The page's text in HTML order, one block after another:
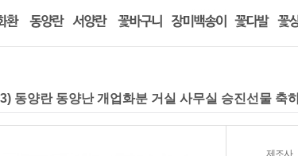
동양란 동양난 개업화분 거실 사무실 승진선물 축
제조사